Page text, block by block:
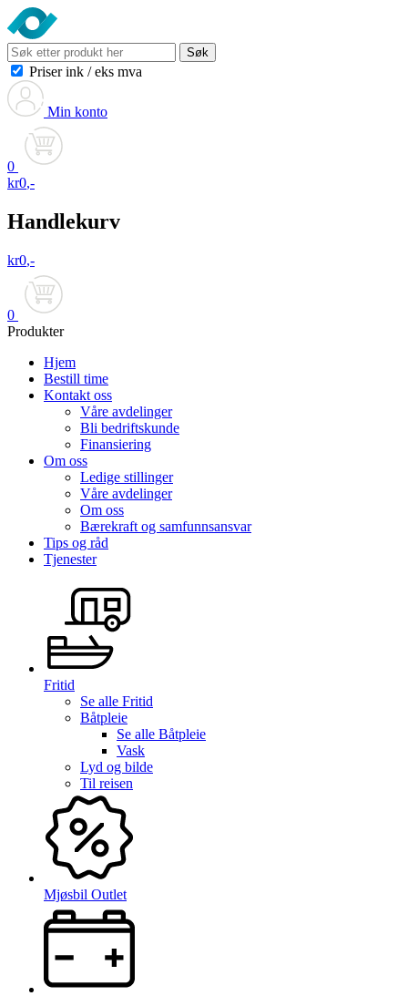
Søk
Priser ink / eks mva
Min konto
0
kr0,-
Handlekurv
kr0,-
0
Produkter
Hjem
Bestill time
Kontakt oss
Våre avdelinger
Bli bedriftskunde
Finansiering
Om oss
Ledige stillinger
Våre avdelinger
Om oss
Bærekraft og samfunnsansvar
Tips og råd
Tjenester
Fritid
Se alle Fritid
Båtpleie
Se alle Båtpleie
Vask
Lyd og bilde
Til reisen
Mjøsbil Outlet